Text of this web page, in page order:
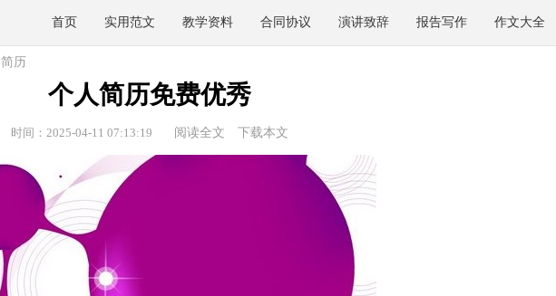
首页 实用范文 教学资料 合同协议 演讲致辞 报告写作 作文大全
简历
个人简历免费优秀
时间：2025-04-11 07:13:19 阅读全文 下载本文